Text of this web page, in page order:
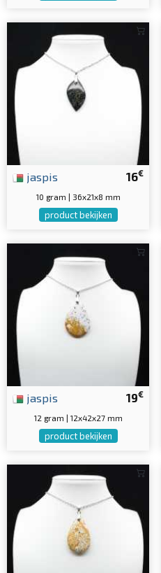
16€
jaspis
10 gram | 36x21x8 mm
product bekijken
19€
jaspis
12 gram | 12x42x27 mm
product bekijken